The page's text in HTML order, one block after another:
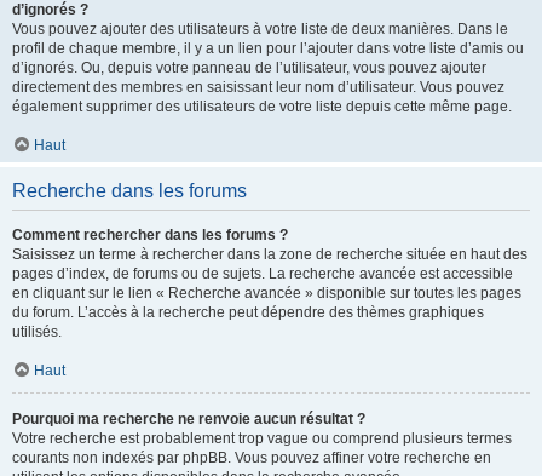
d’ignorés ?
Vous pouvez ajouter des utilisateurs à votre liste de deux manières. Dans le
profil de chaque membre, il y a un lien pour l’ajouter dans votre liste d’amis ou
d’ignorés. Ou, depuis votre panneau de l’utilisateur, vous pouvez ajouter
directement des membres en saisissant leur nom d’utilisateur. Vous pouvez
également supprimer des utilisateurs de votre liste depuis cette même page.
Haut
Recherche dans les forums
Comment rechercher dans les forums ?
Saisissez un terme à rechercher dans la zone de recherche située en haut des
pages d’index, de forums ou de sujets. La recherche avancée est accessible
en cliquant sur le lien « Recherche avancée » disponible sur toutes les pages
du forum. L’accès à la recherche peut dépendre des thèmes graphiques
utilisés.
Haut
Pourquoi ma recherche ne renvoie aucun résultat ?
Votre recherche est probablement trop vague ou comprend plusieurs termes
courants non indexés par phpBB. Vous pouvez affiner votre recherche en